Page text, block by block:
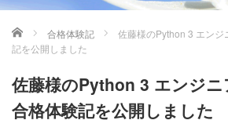
ホーム 合格体験記
佐藤様のPython 3 エン
記を公開しました
佐藤様のPython 3 エンジニ
合格体験記を公開しました